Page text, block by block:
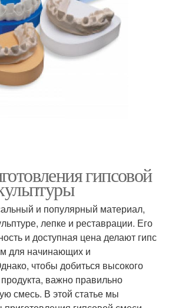
гипсовой
и популярный материал,
лепке и реставрации. Его
и доступная цена делают гипс
для начинающих и
чтобы добиться высокого
продукта, важно правильно
смесь. В этой статье мы